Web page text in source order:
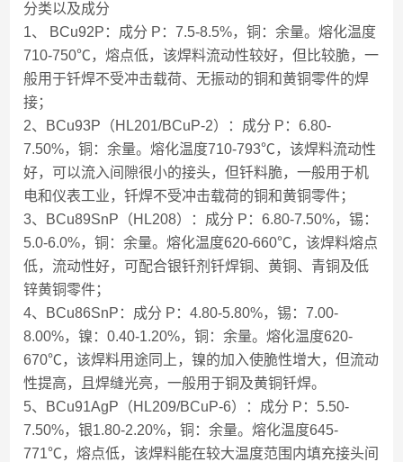
分类以及成分
1、 BCu92P：成分 P：7.5-8.5%，铜：余量。熔化温度
710-750℃，熔点低，该焊料流动性较好，但比较脆，一
般用于钎焊不受冲击载荷、无振动的铜和黄铜零件的焊
接；
2、BCu93P（HL201/BCuP-2）：成分 P：6.80-
7.50%，铜：余量。熔化温度710-793℃，该焊料流动性
好，可以流入间隙很小的接头，但钎料脆，一般用于机
电和仪表工业，钎焊不受冲击载荷的铜和黄铜零件；
3、BCu89SnP（HL208）：成分 P：6.80-7.50%，锡：
5.0-6.0%，铜：余量。熔化温度620-660℃，该焊料熔点
低，流动性好，可配合银钎剂钎焊铜、黄铜、青铜及低
锌黄铜零件；
4、BCu86SnP：成分 P：4.80-5.80%，锡：7.00-
8.00%，镍：0.40-1.20%，铜：余量。熔化温度620-
670℃，该焊料用途同上，镍的加入使脆性增大，但流动
性提高，且焊缝光亮，一般用于铜及黄铜钎焊。
5、BCu91AgP（HL209/BCuP-6）：成分 P：5.50-
7.50%，银1.80-2.20%，铜：余量。熔化温度645-
771℃，熔点低，该焊料能在较大温度范围内填充接头间